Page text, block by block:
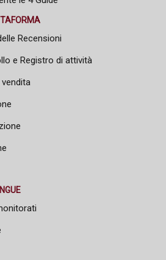
Recensioni
e Registro di attività